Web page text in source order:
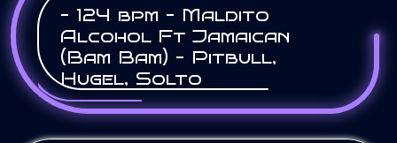
– 124 bpm – Maldito
Alcohol Ft Jamaican
(Bam Bam) – Pitbull,
Hugel, Solto